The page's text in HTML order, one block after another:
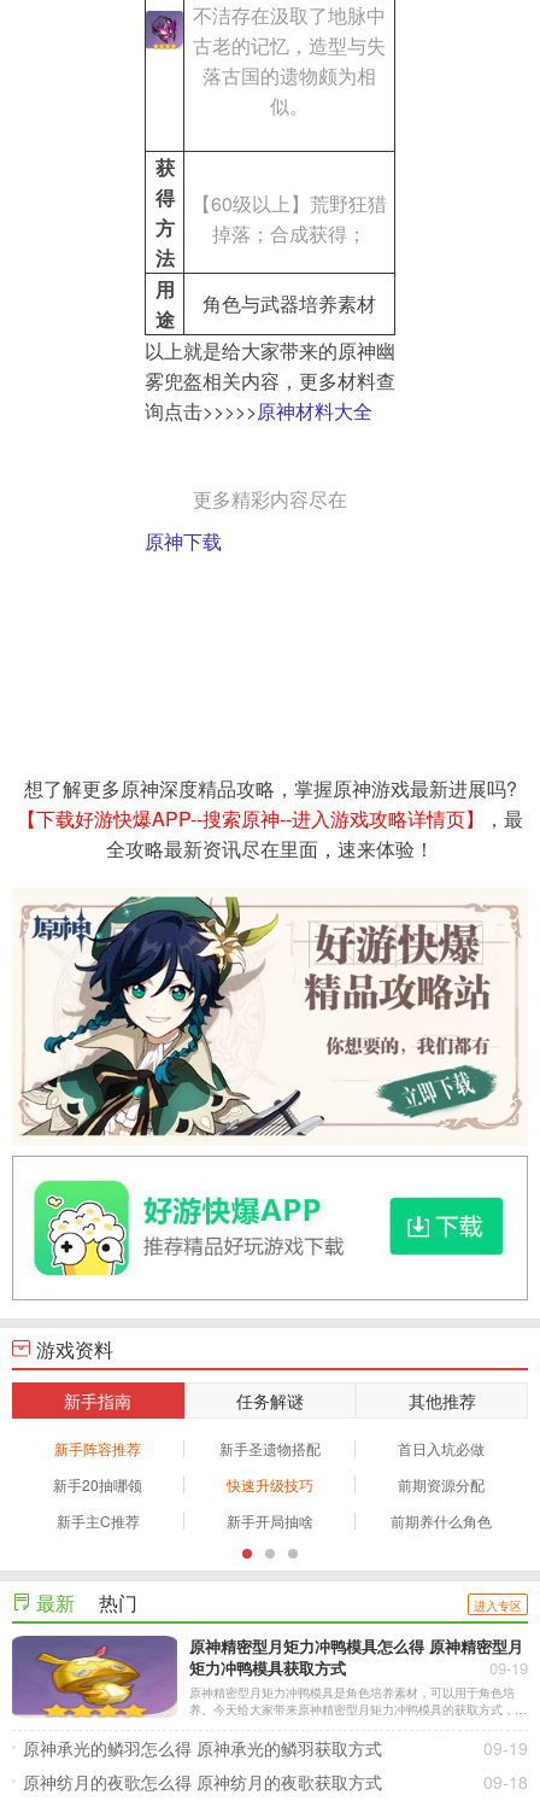
不洁存在汲取了地脉中
古老的记忆，造型与失
落古国的遗物颇为相
似。
获
得
方
法
【60级以上】荒野狂猎
掉落；合成获得；
用
途
角色与武器培养素材
以上就是给大家带来的原神幽
雾兜盔相关内容，更多材料查
询点击>>>>>原神材料大全
更多精彩内容尽在
原神下载
想了解更多原神深度精品攻略，掌握原神游戏最新进展吗?
【下载好游快爆APP--搜索原神--进入游戏攻略详情页】
，最
全攻略最新资讯尽在里面，速来体验！
游戏资料
新手指南 任务解谜 其他推荐
新手阵容推荐 新手圣遗物搭配
首日入坑必做
新手20抽哪领
快速升级技巧
前期资源分配
新手主C推荐
新手开局抽啥 前期养什么角色
最新 热门 进入专区
原神精密型月矩力冲鸭模具怎么得 原神精密型月
矩力冲鸭模具获取方式
09-19
原神精密型月矩力冲鸭模具是角色培养素材，可以用于角色培
养。今天给大家带来原神精密型月矩力冲鸭模具的获取方式，一
09-19
原神承光的鳞羽怎么得 原神承光的鳞羽获取方式
09-18
原神纺月的夜歌怎么得 原神纺月的夜歌获取方式